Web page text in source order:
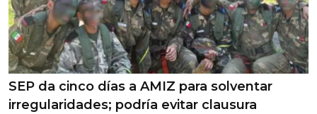
SEP da cinco días a AMIZ para solventar
irregularidades; podría evitar clausura